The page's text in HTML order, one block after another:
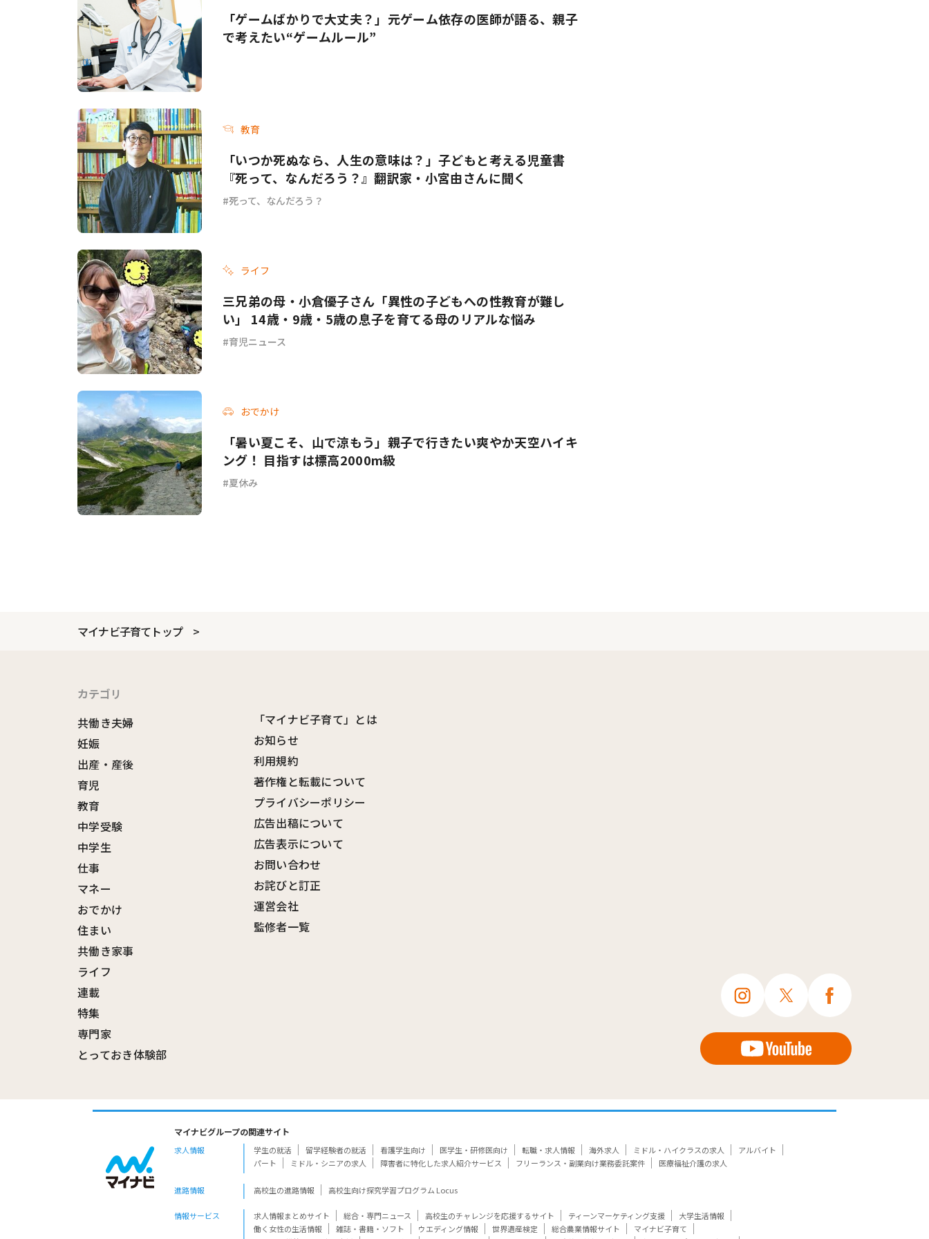
「ゲームばかりで大丈夫？」元ゲーム依存の医師が語る、親子
で考えたい“ゲームルール”
教育
「いつか死ぬなら、人生の意味は？」子どもと考える児童書
『死って、なんだろう？』翻訳家・小宮由さんに聞く
死って、なんだろう？
ライフ
三兄弟の母・小倉優子さん「異性の子どもへの性教育が難し
い」 14歳・9歳・5歳の息子を育てる母のリアルな悩み
育児ニュース
おでかけ
「暑い夏こそ、山で涼もう」親子で行きたい爽やか天空ハイキ
ング！ 目指すは標高2000m級
夏休み
マイナビ子育てトップ
カテゴリ
共働き夫婦
妊娠
出産・産後
育児
教育
中学受験
中学生
仕事
マネー
おでかけ
住まい
共働き家事
ライフ
連載
特集
専門家
とっておき体験部
「マイナビ子育て」とは
お知らせ
利用規約
著作権と転載について
プライバシーポリシー
広告出稿について
広告表示について
お問い合わせ
お詫びと訂正
運営会社
監修者一覧
マイナビグループの関連サイト
求人情報 学生の就活 留学経験者の就活 看護学生向け 医学生・研修医向け 転職・求人情報 海外求人 ミドル・ハイクラスの求人
アルバイト
パート
ミドル・シニアの求人 障害者に特化した求人紹介サービス フリーランス・副業向け業務委託案件 医療福祉介護の求人
進路情報 高校生の進路情報 高校生向け探究学習プログラム Locus
情報サービス 求人情報まとめサイト 総合・専門ニュース 高校生のチャレンジを応援するサイト ティーンマーケティング支援
大学生活情報
働く女性の生活情報
雑誌・書籍・ソフト ウエディング情報 世界遺産検定 総合農業情報サイト
マイナビ子育て